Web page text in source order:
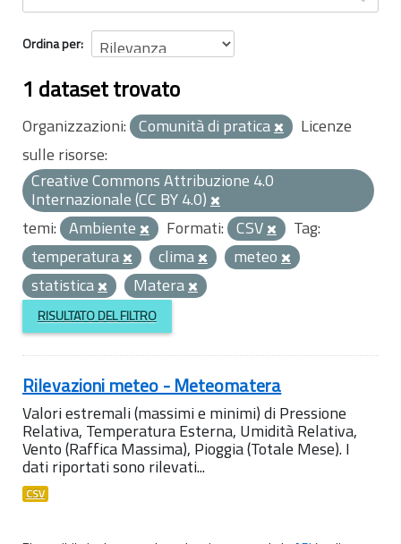
Ordina per
1 dataset trovato
Organizzazioni: Comunità di pratica
Licenze
sulle risorse:
Creative Commons Attribuzione 4.0
Internazionale (CC BY 4.0)
temi: Ambiente Formati: CSV
Tag:
temperatura
clima
meteo
statistica
Matera
RISULTATO DEL FILTRO
Rilevazioni meteo - Meteomatera
Valori estremali (massimi e minimi) di Pressione
Relativa, Temperatura Esterna, Umidità Relativa,
Vento (Raffica Massima), Pioggia (Totale Mese). I
dati riportati sono rilevati...
CSV